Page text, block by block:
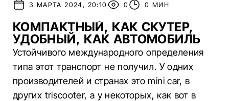
3 МАРТА 2024, 20:10
0 0 МИН
КОМПАКТНЫЙ, КАК СКУТЕР,
УДОБНЫЙ, КАК АВТОМОБИЛЬ
Устойчивого международного определения
типа этот транспорт не получил. У одних
производителей и странах это mini car, в
других triscooter, а у некоторых, как вот в